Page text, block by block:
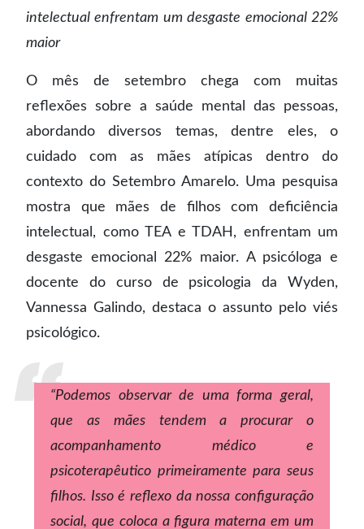
intelectual enfrentam um desgaste emocional 22%
maior
O mês de setembro chega com muitas
reflexões sobre a saúde mental das pessoas,
abordando diversos temas, dentre eles, o
cuidado com as mães atípicas dentro do
contexto do Setembro Amarelo. Uma pesquisa
mostra que mães de filhos com deficiência
intelectual, como TEA e TDAH, enfrentam um
desgaste emocional 22% maior. A psicóloga e
docente do curso de psicologia da Wyden,
Vannessa Galindo, destaca o assunto pelo viés
psicológico.
“Podemos observar de uma forma geral,
que as mães tendem a procurar o
acompanhamento médico e
psicoterapêutico primeiramente para seus
filhos. Isso é reflexo da nossa configuração
social, que coloca a figura materna em um